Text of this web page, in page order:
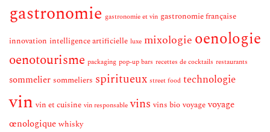
gastronomie gastronomie et vin gastronomie française
innovation intelligence artificielle luxe mixologie oenologie
oenotourisme packaging pop-up bars recettes de cocktails restaurants
sommelier sommeliers spiritueux street food technologie
vin vin et cuisine vin responsable vins vins bio voyage voyage
œnologique whisky